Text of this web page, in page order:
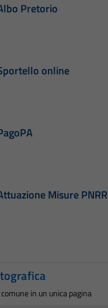
Pretorio
online
Misure PNRR
in un unica pagina